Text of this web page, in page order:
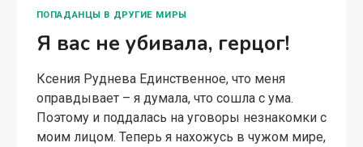
ПОПАДАНЦЫ В ДРУГИЕ МИРЫ
Я вас не убивала, герцог!
Ксения Руднева Единственное, что меня
оправдывает – я думала, что сошла с ума.
Поэтому и поддалась на уговоры незнакомки с
моим лицом. Теперь я нахожусь в чужом мире,